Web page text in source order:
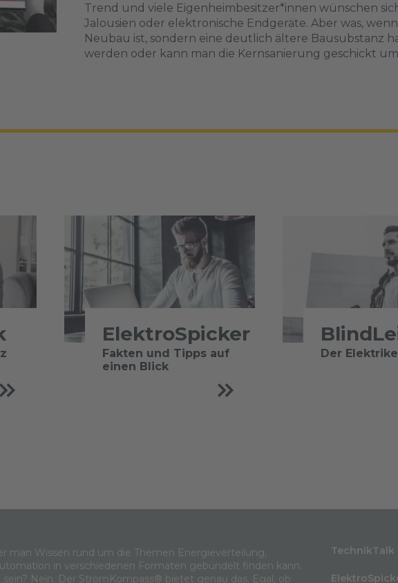
Trend und viele Eigenheimbesitzer*innen wünschen
Jalousien oder elektronische Endgeräte. Aber was,
Neubau ist, sondern eine deutlich ältere Bausubstanz
werden oder kann man die Kernsanierung geschickt
ElektroSpicker
Fakten und Tipps auf
einen Blick
Der
man Wissen rund um die Themen Energieverteilung,
in verschiedenen Formaten gebündelt finden kann.
Nein. Der StromKompass® bietet genau das. Egal, ob
TechnikTalk